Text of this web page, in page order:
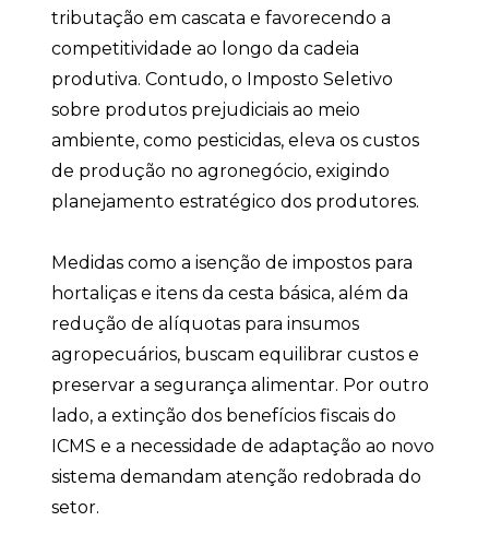
tributação em cascata e favorecendo a
competitividade ao longo da cadeia
produtiva. Contudo, o Imposto Seletivo
sobre produtos prejudiciais ao meio
ambiente, como pesticidas, eleva os custos
de produção no agronegócio, exigindo
planejamento estratégico dos produtores.
Medidas como a isenção de impostos para
hortaliças e itens da cesta básica, além da
redução de alíquotas para insumos
agropecuários, buscam equilibrar custos e
preservar a segurança alimentar. Por outro
lado, a extinção dos benefícios fiscais do
ICMS e a necessidade de adaptação ao novo
sistema demandam atenção redobrada do
setor.